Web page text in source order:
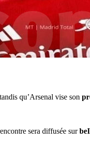
qu’Arsenal vise son
sera diffusée sur